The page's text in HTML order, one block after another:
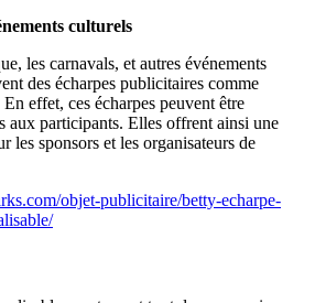
culturels
les carnavals, et autres événements
des écharpes publicitaires comme
effet, ces écharpes peuvent être
aux participants. Elles offrent ainsi une
les sponsors et les organisateurs de
objet-publicitaire/betty-echarpe-